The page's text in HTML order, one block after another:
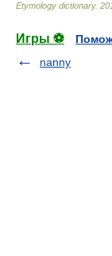
Etymology dictionary.
Игры ⚽
nanny